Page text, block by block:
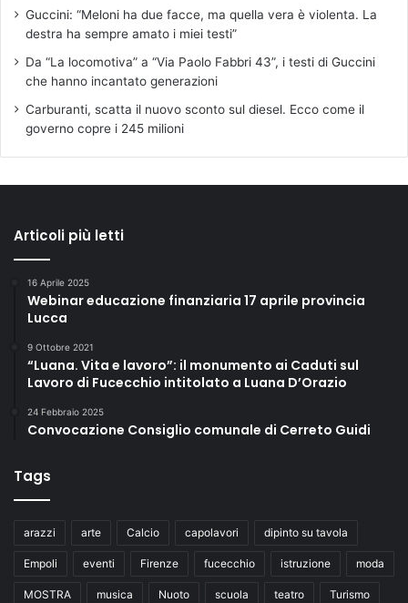
Guccini: “Meloni ha due facce, ma quella vera è violenta. La
destra ha sempre amato i miei testi”
Da “La locomotiva” a “Via Paolo Fabbri 43”, i testi di Guccini
che hanno incantato generazioni
Carburanti, scatta il nuovo sconto sul diesel. Ecco come il
governo copre i 245 milioni
Articoli più letti
16 Aprile 2025
Webinar educazione finanziaria 17 aprile provincia
Lucca
9 Ottobre 2021
“Luana. Vita e lavoro”: il monumento ai Caduti sul
Lavoro di Fucecchio intitolato a Luana D’Orazio
24 Febbraio 2025
Convocazione Consiglio comunale di Cerreto Guidi
Tags
arazzi arte Calcio capolavori dipinto su tavola
Empoli eventi Firenze fucecchio istruzione moda
MOSTRA musica Nuoto scuola teatro Turismo